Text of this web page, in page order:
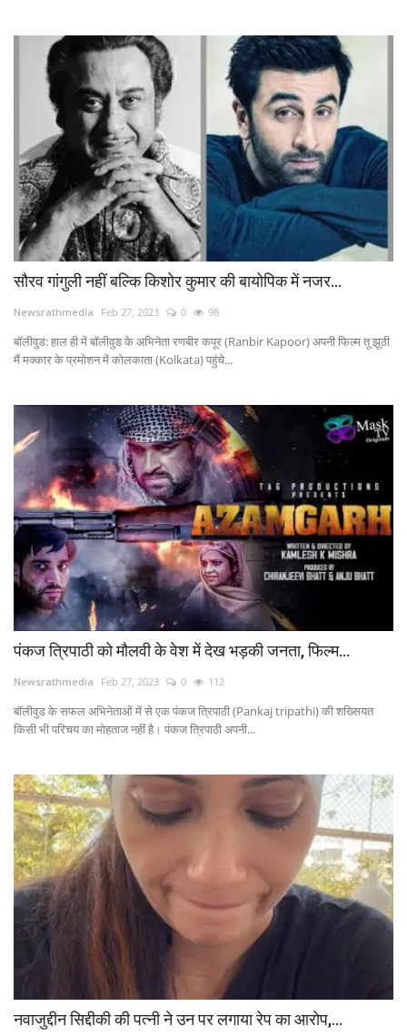
सौरव गांगुली नहीं बल्कि किशोर कुमार की बायोपिक में नजर...
Newsrathmedia Feb 27, 2023 0 98
बॉलीवुड: हाल ही में बॉलीवुड के अभिनेता रणबीर कपूर (Ranbir Kapoor) अपनी फिल्म तू झूठी
मैं मक्कार के प्रमोशन में कोलकाता (Kolkata) पहुंचे...
पंकज त्रिपाठी को मौलवी के वेश में देख भड़की जनता, फिल्म...
Newsrathmedia Feb 27, 2023 0 112
बॉलीवुड के सफल अभिनेताओं में से एक पंकज त्रिपाठी (Pankaj tripathi) की शख्सियत
किसी भी परिचय का मोहताज नहीं है। पंकज त्रिपाठी अपनी...
नवाजुद्दीन सिद्दीकी की पत्नी ने उन पर लगाया रेप का आरोप,...